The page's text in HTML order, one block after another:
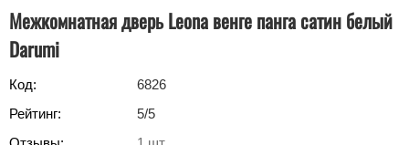
Межкомнатная дверь Leona венге панга сатин белый
Darumi
Код:
6826
Рейтинг:
5/5